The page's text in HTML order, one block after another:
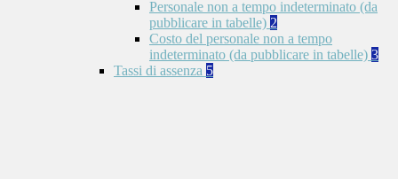
Personale non a tempo indeterminato (da
pubblicare in tabelle) 2
Costo del personale non a tempo
indeterminato (da pubblicare in tabelle) 3
Tassi di assenza 5